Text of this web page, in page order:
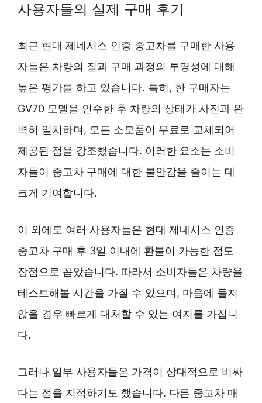
사용자들의 실제 구매 후기
최근 현대 제네시스 인증 중고차를 구매한 사용
자들은 차량의 질과 구매 과정의 투명성에 대해
높은 평가를 하고 있습니다. 특히, 한 구매자는
GV70 모델을 인수한 후 차량의 상태가 사진과 완
벽히 일치하며, 모든 소모품이 무료로 교체되어
제공된 점을 강조했습니다. 이러한 요소는 소비
자들이 중고차 구매에 대한 불안감을 줄이는 데
크게 기여합니다.
이 외에도 여러 사용자들은 현대 제네시스 인증
중고차 구매 후 3일 이내에 환불이 가능한 점도
장점으로 꼽았습니다. 따라서 소비자들은 차량을
테스트해볼 시간을 가질 수 있으며, 마음에 들지
않을 경우 빠르게 대처할 수 있는 여지를 가집니
다.
그러나 일부 사용자들은 가격이 상대적으로 비싸
다는 점을 지적하기도 했습니다. 다른 중고차 매